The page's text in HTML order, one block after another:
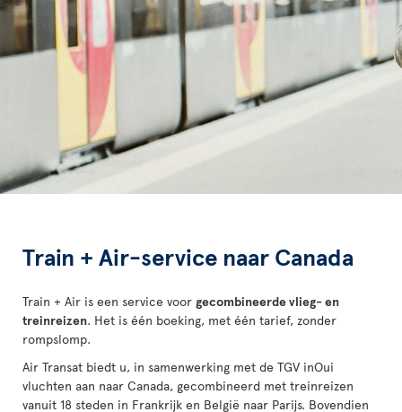
Train + Air-service naar Canada
Train + Air is een service voor gecombineerde vlieg- en
treinreizen. Het is één boeking, met één tarief, zonder
rompslomp.
Air Transat biedt u, in samenwerking met de TGV inOui
vluchten aan naar Canada, gecombineerd met treinreizen
vanuit 18 steden in Frankrijk en België naar Parijs. Bovendien